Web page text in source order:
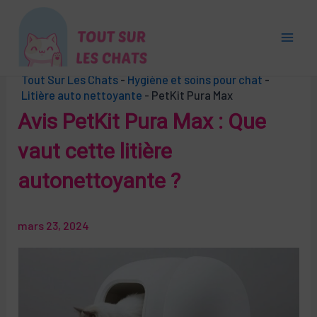
contenu
Tout Sur Les Chats - Hygiène et soins pour chat -
Litière auto nettoyante - PetKit Pura Max
Avis PetKit Pura Max : Que
vaut cette litière
autonettoyante ?
mars 23, 2024